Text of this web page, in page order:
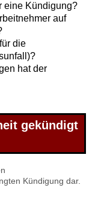
eine Kündigung?
auf
die
hat der
gekündigt
Kündigung dar.